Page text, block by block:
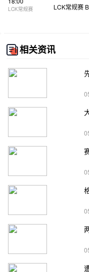
LCK常规赛 LCK常规赛
相关资讯